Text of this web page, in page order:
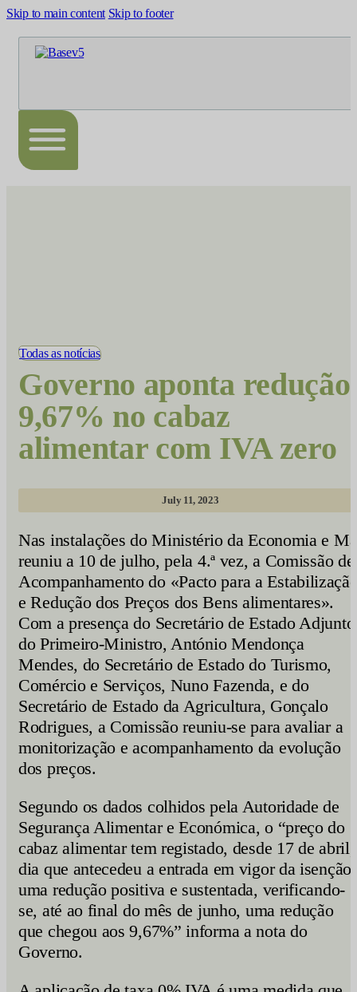
Skip to main content Skip to footer
Todas as notícias
Governo aponta redução
9,67% no cabaz
alimentar com IVA zero
July 11, 2023
Nas instalações do Ministério da Economia e
reuniu a 10 de julho, pela 4.ª vez, a Comissão de
Acompanhamento do «Pacto para a
e Redução dos Preços dos Bens alimentares».
Com a presença do Secretário de Estado Adjunto
do Primeiro-Ministro, António Mendonça
Mendes, do Secretário de Estado do Turismo,
Comércio e Serviços, Nuno Fazenda, e do
Secretário de Estado da Agricultura, Gonçalo
Rodrigues, a Comissão reuniu-se para avaliar a
monitorização e acompanhamento da evolução
dos preços.
Segundo os dados colhidos pela Autoridade de
Segurança Alimentar e Económica, o “preço do
cabaz alimentar tem registado, desde 17 de abril,
dia que antecedeu a entrada em vigor da isenção,
uma redução positiva e sustentada, verificando-
se, até ao final do mês de junho, uma redução
que chegou aos 9,67%” informa a nota do
Governo.